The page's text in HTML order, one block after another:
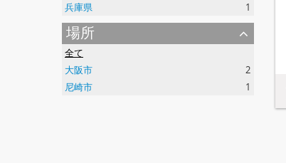
兵庫県
1
場所
全て
大阪市
2
尼崎市
1